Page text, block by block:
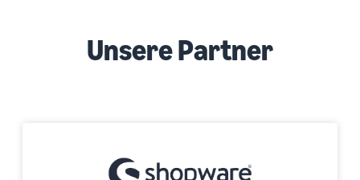
Unsere Partner